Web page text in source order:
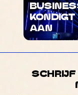
AAN
SCHRIJF